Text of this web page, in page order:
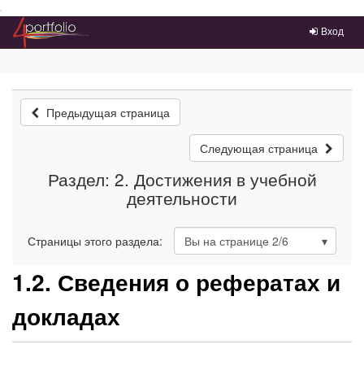
Преейти на главное меню
Вход
Предыдущая страница
Следующая страница
Раздел: 2. Достижения в учебной
деятельности
Страницы этого раздела: Вы на странице 2/6
1.2. Сведения о рефератах и
докладах